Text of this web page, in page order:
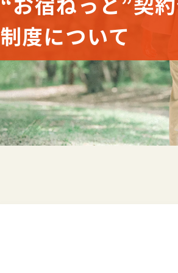
“お宿ねっと”契
制度について